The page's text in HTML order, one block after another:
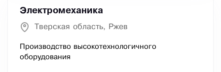
Электромеханика
Тверская область, Ржев
Производство высокотехнологичного
оборудования